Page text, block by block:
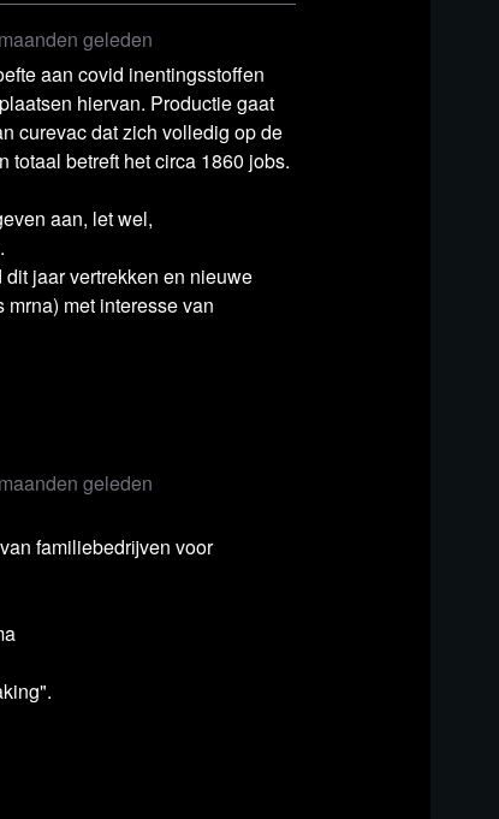
verder
geleden
aan covid inentingsstoffen
hiervan. Productie gaat
curevac dat zich volledig op de
totaal betreft het circa 1860 jobs.
aan, let wel,
jaar vertrekken en nieuwe
met interesse van
geleden
familiebedrijven voor